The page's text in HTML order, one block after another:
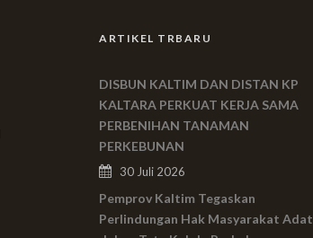
ARTIKEL TRBARU
DISBUN KALTIM DAN DISTAN KP
KALTARA PERKUAT KERJA SAMA
PERBENIHAN TANAMAN
PERKEBUNAN
30 Juli 2026
Pemprov Kaltim Tegaskan
Perlindungan Hak Masyarakat Adat